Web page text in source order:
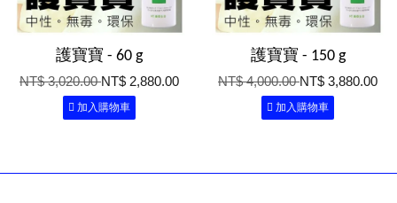
護寶寶 - 60 g
NT$ 3,020.00NT$ 2,880.00
加入購物車
護寶寶 - 150 g
NT$ 4,000.00NT$ 3,880.00
加入購物車